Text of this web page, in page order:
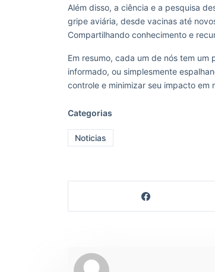
Além disso, a ciência e a pesquisa
gripe aviária, desde vacinas até
Compartilhando conhecimento e
Em resumo, cada um de nós tem
informado, ou simplesmente
controle e minimizar seu impacto em
Categorias
Noticias